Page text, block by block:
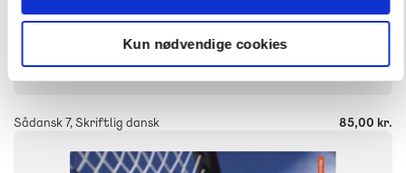
Kun nødvendige cookies
Sådansk 7, Skriftlig dansk 85,00 kr.
SYSTEM